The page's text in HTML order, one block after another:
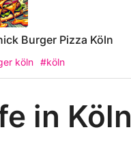
Burger Pizza Köln
köln #köln
in Köln